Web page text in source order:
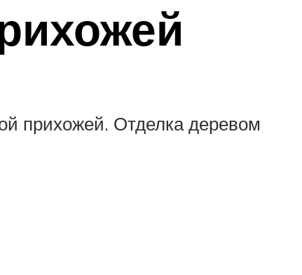
прихожей. Отделка деревом